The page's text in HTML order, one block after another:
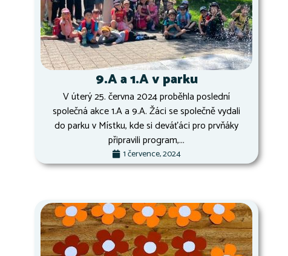
9.A a 1.A v parku
V úterý 25. června 2024 proběhla poslední
společná akce 1.A a 9.A. Žáci se společně vydali
do parku v Místku, kde si deváťáci pro prvňáky
připravili program,...
1 července, 2024